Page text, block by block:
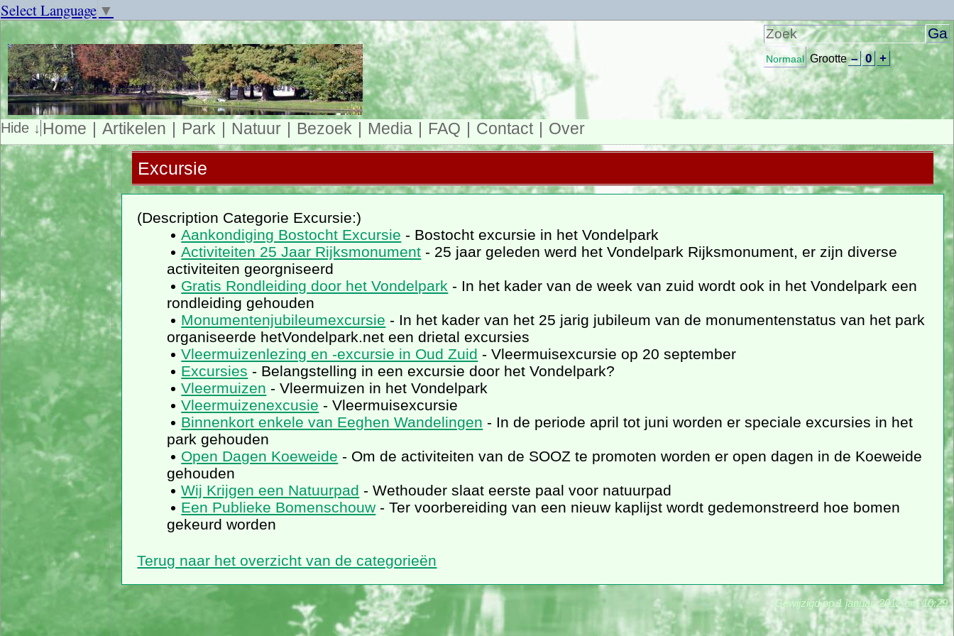
Select Language ▼
Normaal Grootte – 0 +
Home Artikelen Park Natuur Bezoek Media FAQ Contact Over
Excursie
(Description Categorie Excursie:)
Aankondiging Bostocht Excursie - Bostocht excursie in het Vondelpark
Activiteiten 25 Jaar Rijksmonument - 25 jaar geleden werd het Vondelpark Rijksmonument, er zijn diverse
activiteiten georgniseerd
Gratis Rondleiding door het Vondelpark - In het kader van de week van zuid wordt ook in het Vondelpark een
rondleiding gehouden
Monumentenjubileumexcursie - In het kader van het 25 jarig jubileum van de monumentenstatus van het park
organiseerde hetVondelpark.net een drietal excursies
Vleermuizenlezing en -excursie in Oud Zuid - Vleermuisexcursie op 20 september
Excursies - Belangstelling in een excursie door het Vondelpark?
Vleermuizen - Vleermuizen in het Vondelpark
Vleermuizenexcusie - Vleermuisexcursie
Binnenkort enkele van Eeghen Wandelingen - In de periode april tot juni worden er speciale excursies in het
park gehouden
Open Dagen Koeweide - Om de activiteiten van de SOOZ te promoten worden er open dagen in de Koeweide
gehouden
Wij Krijgen een Natuurpad - Wethouder slaat eerste paal voor natuurpad
Een Publieke Bomenschouw - Ter voorbereiding van een nieuw kaplijst wordt gedemonstreerd hoe bomen
gekeurd worden
Terug naar het overzicht van de categorieën
Gewijzigd op 1 januari 2012 om 10:29